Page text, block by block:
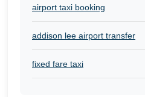
airport taxi booking
addison lee airport transfer
fixed fare taxi